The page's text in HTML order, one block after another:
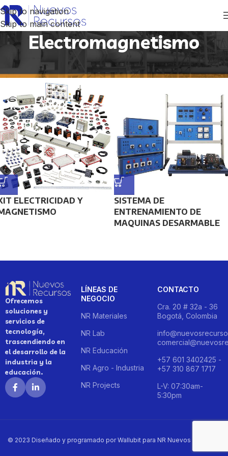
Skip to navigation
Skip to main content
Electromagnetismo
Inicio Productos etiquetados “Electromagnetismo”
ELECTRICIDAD Y
SISTEMA DE
ENTRENAMIENTO DE
MAQUINAS DESARMABLE
Ofrecemos
soluciones y
servicios de
tecnología,
trascendiendo en
el desarrollo de la
industria y la
educación.
LÍNEAS DE
NEGOCIO
NR Materiales
NR Lab
NR Educación
NR Agro - Industria
NR Projects
CONTACTO
Cra. 20 # 32a - 36
Bogotá, Colombia
+57 601 3402425 -
+57 310 867 1717
L-V: 07:30am-
5:30pm
© 2023 Diseñado y programado por Wallubit para NR Nuevos Recursos